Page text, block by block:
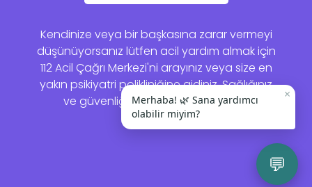
Kendinize veya bir başkasına zarar vermeyi
düşünüyorsanız lütfen acil yardım almak için
112 Acil Çağrı Merkezi'ni arayınız veya size en
yakın psikiyatri polikliniğine gidiniz. Sağlığınız
ve güvenliğiniz bizim için önemlidir.
💬
×
Merhaba! 🌿 Sana yardımcı
olabilir miyim?